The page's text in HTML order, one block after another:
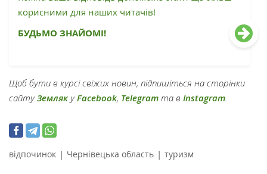
корисними для наших читачів!
БУДЬМО ЗНАЙОМІ!
Щоб бути в курсі свіжих новин, підпишіться на сторінки
сайтуЗемлякуFacebook, Telegram та в Instagram
відпочинок | Чернівецька область | туризм